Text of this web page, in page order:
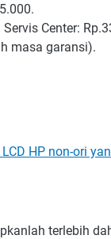
Center:
masa garansi).
HP non-ori
terlebih